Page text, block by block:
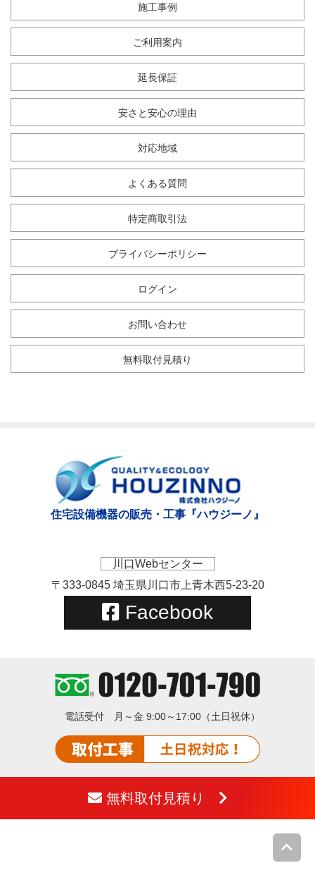
施工事例
ご利用案内
延長保証
安さと安心の理由
対応地域
よくある質問
特定商取引法
プライバシーポリシー
ログイン
お問い合わせ
無料取付見積り
住宅設備機器の販売・工事『ハウジーノ』
川口Webセンター
〒333-0845 埼玉県川口市上青木西5-23-20
Facebook
電話受付 月～金 9:00～17:00（土日祝休）
無料取付見積り